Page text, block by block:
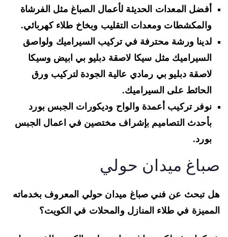
أفضل المعدات الحديثة لأعمال الصباغ مثلالفرشاة
والمكشطات ومعدات التقليب وبخاخ طلاء كهربائي.
لدينا ورشة محترفة في تركيب السيراميك ولواصق
السيراميك مثلسيكا لاصقة دبليو بي ابيض وسيكا
لاصقة دبليو بي رماديعالية الجودة لتركيب ورق
الحائط على السيراميك.
نوفرتركيب أعمدة والواح وديكورات الجبس بورد
بأحدث التصاميمبإشراف مختصين في اعمال الجبس
بورد.
ميدان حولي
تبحث عن فني صباغ ميدان حولي المعروف بخدماته
في طلاء المنازل والمحلات في الكويت؟